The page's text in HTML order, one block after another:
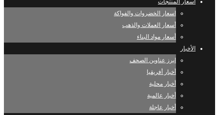
أسعار المنتجات
اسعار الخضروات والفواكة
أسعار العملات والذهب
أسعار مواد البناء
الأخبار
ابرز عناوين الصحف
أخبار أفريقيا
أخبار محلية
أخبار عالمية
أخبار عاجلة